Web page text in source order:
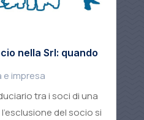
nella Srl: quando
impresa
tra i soci di una
del socio si